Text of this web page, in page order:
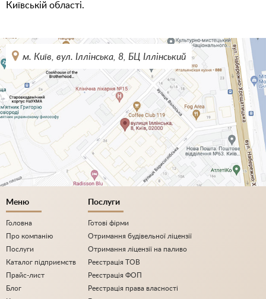
Київській області.
м. Київ, вул. Іллінська, 8, БЦ Іллінський
Меню
Головна
Про компанію
Послуги
Каталог підприємств
Прайс-лист
Блог
Послуги
Готові фірми
Отримання будівельної ліцензії
Отримання ліцензії на паливо
Реєстрація ТОВ
Реєстрація ФОП
Реєстрація права власності